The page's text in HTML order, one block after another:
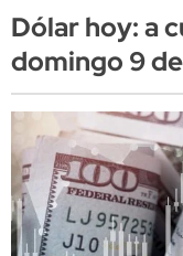
Dólar hoy: a
domingo 9